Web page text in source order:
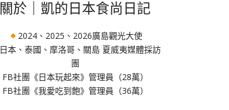
關於｜凱的日本食尚日記
2024、2025、2026廣島觀光大使
日本、泰國、摩洛哥、關島 夏威夷媒體採訪
團
FB社團《日本玩起來》管理員（28萬）
FB社團《我愛吃到飽》管理員（36萬）